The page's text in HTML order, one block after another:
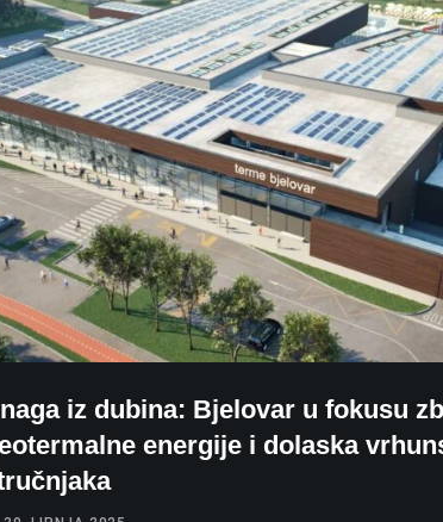
iz dubina: Bjelovar u fokusu
energije i dolaska